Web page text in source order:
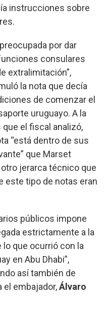
instrucciones sobre
por dar
consulares
extralimitación”,
la nota que decía
de comenzar el
uruguayo. A la
que el fiscal analizó,
“está dentro de sus
que Marset
jerarca técnico que
este tipo de notas eran
públicos impone
estrictamente a la
que ocurrió con la
en Abu Dhabi”,
así también de
el embajador,Álvaro